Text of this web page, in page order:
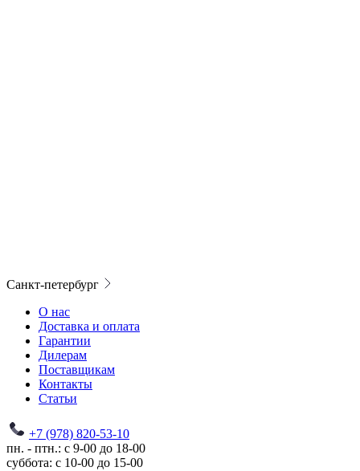
Санкт-петербург
О нас
Доставка и оплата
Гарантии
Дилерам
Поставщикам
Контакты
Статьи
+7 (978) 820-53-10
пн. - птн.: с 9-00 до 18-00
суббота: с 10-00 до 15-00